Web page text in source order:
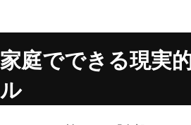
家庭でできる現実
ル